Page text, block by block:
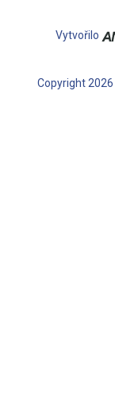
Vytvořilo
Copyright 2026